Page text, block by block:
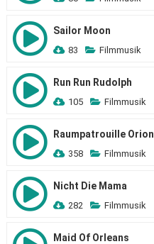
Sailor Moon
83 Filmmusik
Run Run Rudolph
105 Filmmusik
Raumpatrouille Orion
358 Filmmusik
Nicht Die Mama
282 Filmmusik
Maid Of Orleans